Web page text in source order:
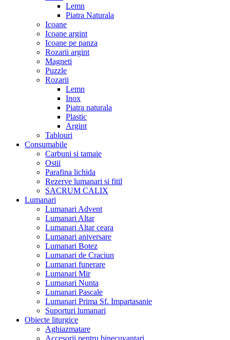
Lemn
Piatra Naturala
Icoane
Icoane argint
Icoane pe panza
Rozarii argint
Magneti
Puzzle
Rozarii
Lemn
Inox
Piatra naturala
Plastic
Argint
Tablouri
Consumabile
Carbuni si tamaie
Ostii
Parafina lichida
Rezerve lumanari si fitil
SACRUM CALIX
Lumanari
Lumanari Advent
Lumanari Altar
Lumanari Altar ceara
Lumanari aniversare
Lumanari Botez
Lumanari de Craciun
Lumanari funerare
Lumanari Mir
Lumanari Nunta
Lumanari Pascale
Lumanari Prima Sf. Impartasanie
Suporturi lumanari
Obiecte liturgice
Aghiazmatare